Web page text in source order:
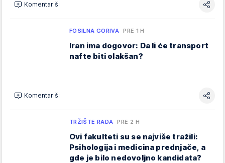
Komentariši
FOSILNA GORIVA PRE 1 H
Iran ima dogovor: Da li će transport
nafte biti olakšan?
Komentariši
TRŽIŠTE RADA PRE 2 H
Ovi fakulteti su se najviše tražili:
Psihologija i medicina prednjače, a
gde je bilo nedovoljno kandidata?